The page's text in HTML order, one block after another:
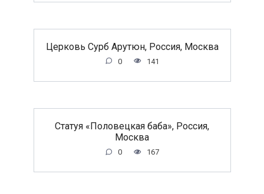
Церковь Сурб Арутюн, Россия, Москва
0 141
Статуя «Половецкая баба», Россия,
Москва
0 167